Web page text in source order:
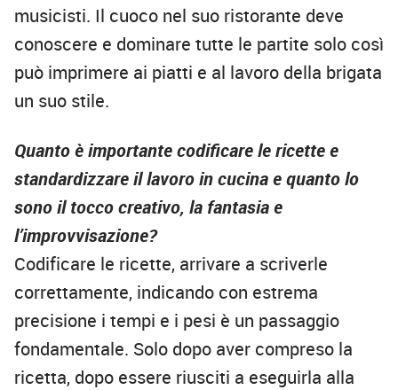
musicisti. Il cuoco nel suo ristorante deve
conoscere e dominare tutte le partite solo così
può imprimere ai piatti e al lavoro della brigata
un suo stile.
Quanto è importante codificare le ricette e
standardizzare il lavoro in cucina e quanto lo
sono il tocco creativo, la fantasia e
l’improvvisazione?
Codificare le ricette, arrivare a scriverle
correttamente, indicando con estrema
precisione i tempi e i pesi è un passaggio
fondamentale. Solo dopo aver compreso la
ricetta, dopo essere riusciti a eseguirla alla